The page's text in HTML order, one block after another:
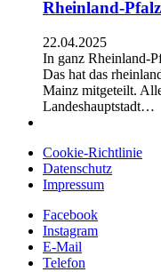
Rheinland-
22.04.2025
In ganz Rheinland-
Das hat das
Mainz mitgeteilt.
Landeshauptstadt…
Cookie-Richtlinie
Datenschutz
Impressum
Facebook
Instagram
E-Mail
Telefon